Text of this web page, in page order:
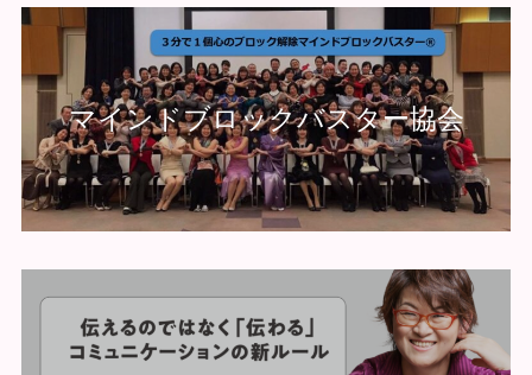
マインドブロックバスター協会